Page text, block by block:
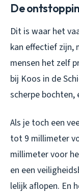
De
Dit is waar het
kan effectief zijn,
mensen het zelf
bij Koos in de
scherpe bochten,
Als je toch een
tot 9 millimeter
millimeter voor
en een
lelijk aflopen. En